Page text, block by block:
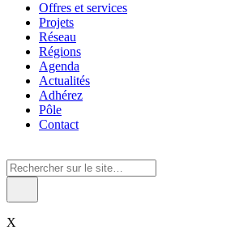
Offres et services
Projets
Réseau
Régions
Agenda
Actualités
Adhérez
Pôle
Contact
X